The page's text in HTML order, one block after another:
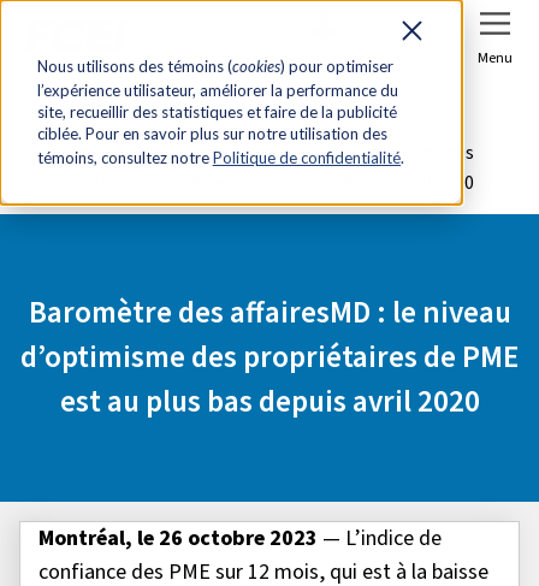
Nous utilisons des témoins (cookies) pour optimiser
l’expérience utilisateur, améliorer la performance du
site, recueillir des statistiques et faire de la publicité
ciblée. Pour en savoir plus sur notre utilisation des
témoins, consultez notrePolitique de confidentialité.
Se connecter Menu
Accueil
Salle de presse
Baromètre des affairesMD : le niveau d’optimisme des
propriétaires de PME est au plus bas depuis avril 2020
Baromètre des affairesMD : le niveau
d’optimisme des propriétaires de PME
est au plus bas depuis avril 2020
Montréal, le 26 octobre 2023 — L’indice de
confiance des PME sur 12 mois, qui est à la baisse